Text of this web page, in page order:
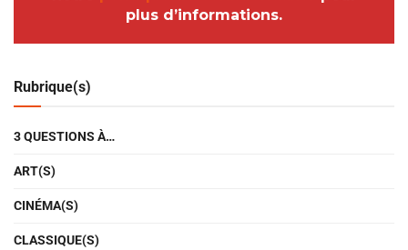
plus d’informations.
Rubrique(s)
3 QUESTIONS À…
ART(S)
CINÉMA(S)
CLASSIQUE(S)